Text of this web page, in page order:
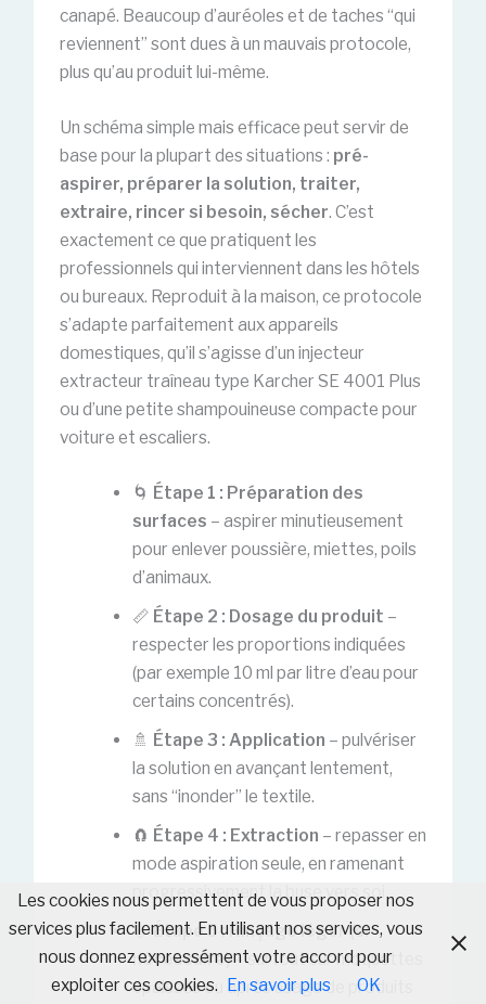
canapé. Beaucoup d’auréoles et de taches “qui
reviennent” sont dues à un mauvais protocole,
plus qu’au produit lui-même.
Un schéma simple mais efficace peut servir de
base pour la plupart des situations : pré-
aspirer, préparer la solution, traiter,
extraire, rincer si besoin, sécher. C’est
exactement ce que pratiquent les
professionnels qui interviennent dans les hôtels
ou bureaux. Reproduit à la maison, ce protocole
s’adapte parfaitement aux appareils
domestiques, qu’il s’agisse d’un injecteur
extracteur traîneau type Karcher SE 4001 Plus
ou d’une petite shampouineuse compacte pour
voiture et escaliers.
🌀 Étape 1 : Préparation des
surfaces – aspirer minutieusement
pour enlever poussière, miettes, poils
d’animaux.
📏 Étape 2 : Dosage du produit –
respecter les proportions indiquées
(par exemple 10 ml par litre d’eau pour
certains concentrés).
🚿 Étape 3 : Application – pulvériser
la solution en avançant lentement,
sans “inonder” le textile.
🧲 Étape 4 : Extraction – repasser en
mode aspiration seule, en ramenant
progressivement la buse vers soi.
💧Étape 5 : Rinçage léger (si
nécessaire)– surtout sur moquettes
épaisses ou après usage de produits
Les cookies nous permettent de vous proposer nos
services plus facilement. En utilisant nos services, vous
nous donnez expressément votre accord pour
exploiter ces cookies. En savoir plus OK